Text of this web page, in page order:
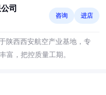
司
咨询 进店
陕西西安航空产业基地，专
富，把控质量工期。